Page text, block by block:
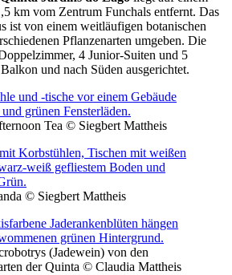
km vom Zentrum Funchals entfernt. Das
ist von einem weitläufigen botanischen
Pflanzenarten umgeben. Die
4 Junior-Suiten und 5
und nach Süden ausgerichtet.
Tea © Siegbert Mattheis
© Siegbert Mattheis
(Jadewein) von den
der Quinta © Claudia Mattheis